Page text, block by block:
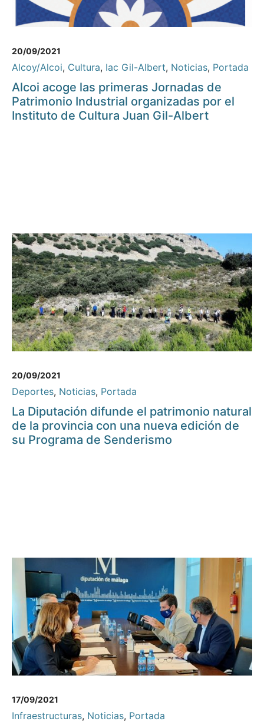
20/09/2021
Alcoy/Alcoi, Cultura, Iac Gil-Albert, Noticias, Portada
Alcoi acoge las primeras Jornadas de
Patrimonio Industrial organizadas por el
Instituto de Cultura Juan Gil-Albert
20/09/2021
Deportes, Noticias, Portada
La Diputación difunde el patrimonio natural
de la provincia con una nueva edición de
su Programa de Senderismo
17/09/2021
Infraestructuras, Noticias, Portada